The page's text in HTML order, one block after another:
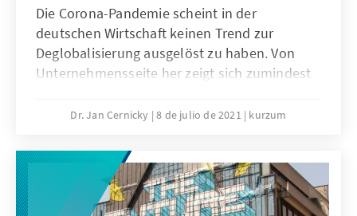
Die Corona-Pandemie scheint in der
deutschen Wirtschaft keinen Trend zur
Deglobalisierung ausgelöst zu haben. Von
Unternehmensseite her zeigt sich zumindest
Strategie, globale Produktionsprozesse
Heimat zu verlagern.
Dr. Jan Cernicky 8 de julio de 2021 kurzum